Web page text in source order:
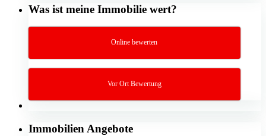
Was ist meine Immobilie wert?
Online bewerten
Vor Ort Bewertung
Immobilien Angebote